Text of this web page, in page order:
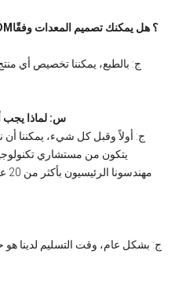
ج: بالطبع، يمكننا تخصيص أي
3.س: لماذا
ج: أولاً وقبل كل شيء، يمكننا أن
يتكون من مستشاري